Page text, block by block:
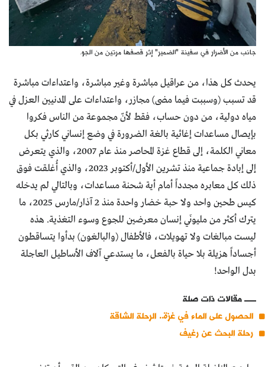
جانب من الأضرار في سفينة "الضمير" إثر قصفها مرتين من الجو.
يحدث كل هذا، من عراقيل مباشرة وغير مباشرة، واعتداءات مباشرة
قد تسبب (وسببت فيما مضى) مجازر، واعتداءات على المدنيين العزل في
مياه دولية، من دون حساب، فقط لأنّ مجموعة من الناس فكروا
بإيصال مساعدات إغاثية بالغة الضرورة في وضع إنساني كارثي بكل
معاني الكلمة، إلى قطاع غزة المحاصر منذ عام 2007، والذي يتعرض
إلى إبادة جماعية منذ تشرين الأول/أكتوبر 2023، والذي أُغلقت فوق
ذلك كل معابره مجدداً أمام أية شحنة مساعدات، وبالتالي لم يدخله
كيس طحين واحد ولا حبة خضار واحدة منذ 2 آذار/مارس 2025، ما
يترك أكثر من مليونَي إنسان معرضين للجوع وسوء التغذية. هذه
ليست مبالغات ولا تهويلات، فالأطفال (والبالغون) بدأوا يتساقطون
أجساداً هزيلة بلا حياة بالفعل، ما يستدعي آلاف الأساطيل العاجلة
بدل الواحد!
مقالات ذات صلة
الحصول على الماء في غزة.. الرحلة الشاقة
رحلة البحث عن رغيف